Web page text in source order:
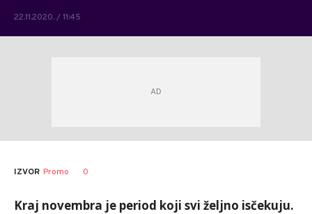
22.11.2020. / 11:45
IZVOR Promo 0
Kraj novembra je period koji svi željno isčekuju.